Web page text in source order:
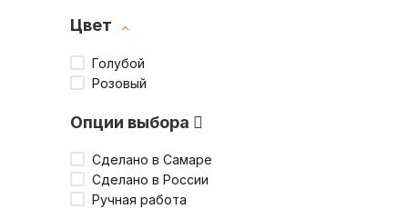
Rubik's
Unidragon
Warmies
Проект ХлЭб
Счастье в мелочах
Экочеловеки
Цвет
Голубой
Розовый
Опции выбора
Сделано в Самаре
Сделано в России
Ручная работа